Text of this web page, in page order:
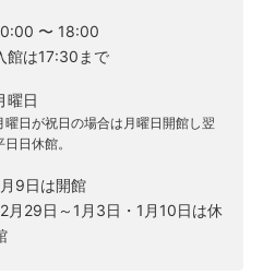
ションという遺産
アーティストが変形
が名付けました。時間と空間を
から未来につながる創造の可能
〜 18:00
館は17:30まで
曜日
曜日が祝日の場合は月曜日開館し翌
日日休館。
9日は開館
月29日～1月3日・1月10日は休